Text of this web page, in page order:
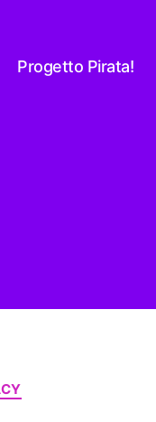
Progetto Pirata!